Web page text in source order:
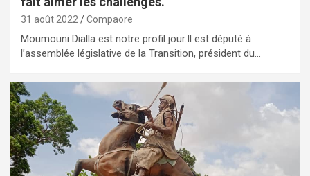
31 août 2022 Compaore
Moumouni Dialla est notre profil jour.Il est député à
l’assemblée législative de la Transition, président du…